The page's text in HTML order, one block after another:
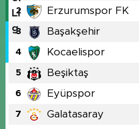
2 Erzurumspor FK
3 Başakşehir
4 Kocaelispor
5 Beşiktaş
6 Eyüpspor
7 Galatasaray